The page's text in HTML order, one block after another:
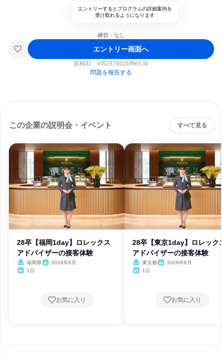
エントリーするとプログラムの詳細案内を
受け取れるようになります
締切：なし
エントリー画面へ
原稿ID： ef82979d2bf9e53b
問題を報告する
この企業の説明会・イベント すべて見る
28卒【福岡1day】ロレックス
アドバイザーの接客体験
福岡県
2026年8月
1日
お気に入り
28卒【東京1day】ロレック
アドバイザーの接客体験
東京都
2026年8月
1日
お気に入り